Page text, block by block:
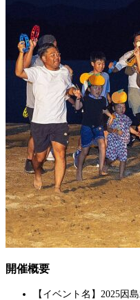
開催概要
【イベント名】2025因